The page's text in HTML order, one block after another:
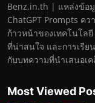
Benz.in.th | แหล่งข้อ
ChatGPT Prompts ค
ก้าวหน้าของเทคโนโล
ที่น่าสนใจ และการเรีย
กับบทความที่นำเสนอเ
Most Viewed